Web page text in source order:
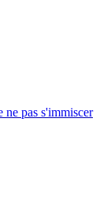
pas s'immiscer